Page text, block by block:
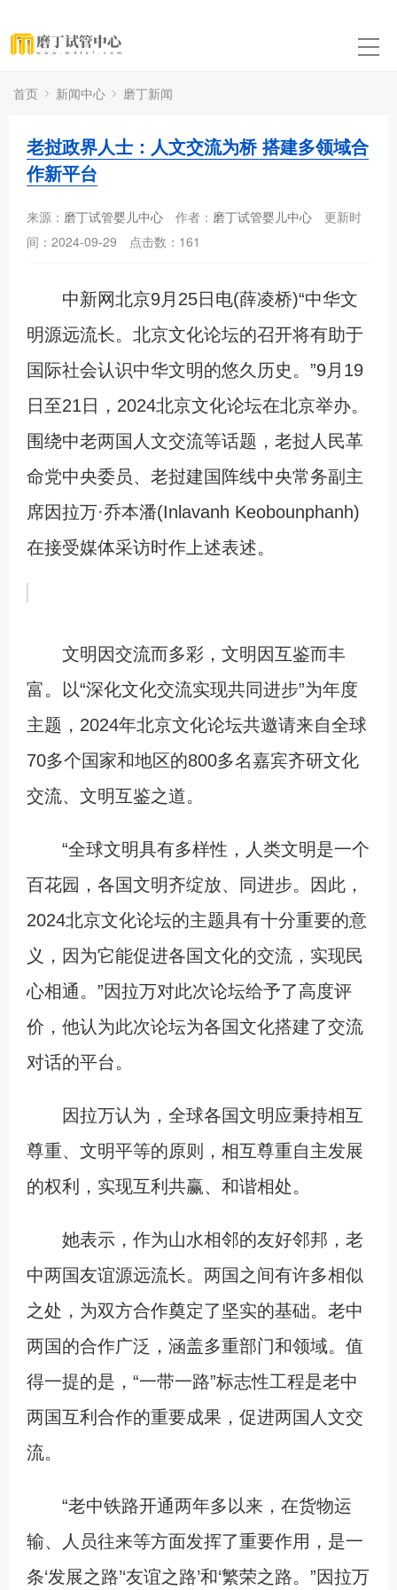
首页 新闻中心 磨丁新闻
老挝政界人士：人文交流为桥 搭建多领域合
作新平台
来源： 磨丁试管婴儿中心 作者： 磨丁试管婴儿中心
更新时
间：2024-09-29
点击数： 161
中新网北京9月25日电(薛凌桥)“中华文
明源远流长。北京文化论坛的召开将有助于
国际社会认识中华文明的悠久历史。”9月19
日至21日，2024北京文化论坛在北京举办。
围绕中老两国人文交流等话题，老挝人民革
命党中央委员、老挝建国阵线中央常务副主
席因拉万·乔本潘(Inlavanh Keobounphanh)
在接受媒体采访时作上述表述。
文明因交流而多彩，文明因互鉴而丰
富。以“深化文化交流实现共同进步”为年度
主题，2024年北京文化论坛共邀请来自全球
70多个国家和地区的800多名嘉宾齐研文化
交流、文明互鉴之道。
“全球文明具有多样性，人类文明是一个
百花园，各国文明齐绽放、同进步。因此，
2024北京文化论坛的主题具有十分重要的意
义，因为它能促进各国文化的交流，实现民
心相通。”因拉万对此次论坛给予了高度评
价，他认为此次论坛为各国文化搭建了交流
对话的平台。
因拉万认为，全球各国文明应秉持相互
尊重、文明平等的原则，相互尊重自主发展
的权利，实现互利共赢、和谐相处。
她表示，作为山水相邻的友好邻邦，老
中两国友谊源远流长。两国之间有许多相似
之处，为双方合作奠定了坚实的基础。老中
两国的合作广泛，涵盖多重部门和领域。值
得一提的是，“一带一路”标志性工程是老中
两国互利合作的重要成果，促进两国人文交
流。
“老中铁路开通两年多以来，在货物运
输、人员往来等方面发挥了重要作用，是一
条‘发展之路’‘友谊之路’和‘繁荣之路。”因拉万